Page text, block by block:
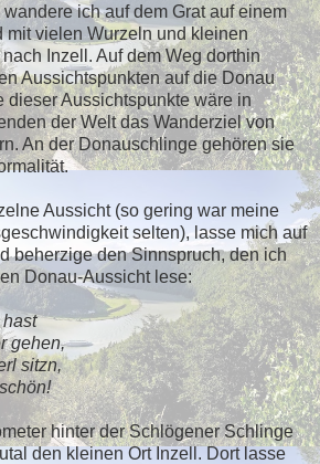
ich auf dem Grat auf einem
mit vielen Wurzeln und kleinen
Inzell. Auf dem Weg dorthin
Aussichtspunkten auf die Donau
dieser Aussichtspunkte wäre in
der Welt das Wanderziel von
An der Donauschlinge gehören sie
Aussicht (so gering war meine
selten), lasse mich auf
beherzige den Sinnspruch, den ich
Donau-Aussicht lese:
gehen,
sitzn,
hinter der Schlögener Schlinge
den kleinen Ort Inzell. Dort lasse